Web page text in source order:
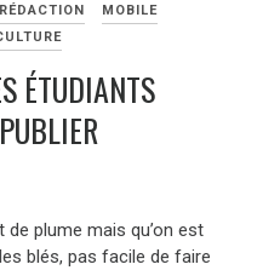
MOBILE
ÉTUDIANTS
de plume mais qu’on est
blés, pas facile de faire